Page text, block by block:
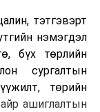
тэтгэвэрт
нэмэгдэл
бүх төрлийн
сургалтын
төрийн
ашиглалтын